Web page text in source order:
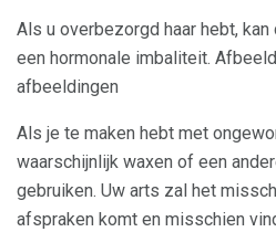
Als u overbezorgd haar hebt,
een hormonale imbaliteit.
afbeeldingen
Als je te maken hebt met
waarschijnlijk waxen of een
gebruiken. Uw arts zal het
afspraken komt en misschien